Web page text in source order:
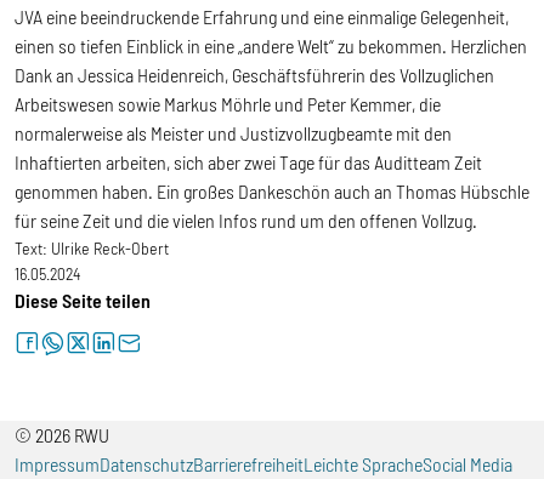
JVA eine beeindruckende Erfahrung und eine einmalige Gelegenheit,
einen so tiefen Einblick in eine „andere Welt“ zu bekommen. Herzlichen
Dank an Jessica Heidenreich, Geschäftsführerin des Vollzuglichen
Arbeitswesen sowie Markus Möhrle und Peter Kemmer, die
normalerweise als Meister und Justizvollzugbeamte mit den
Inhaftierten arbeiten, sich aber zwei Tage für das Auditteam Zeit
genommen haben. Ein großes Dankeschön auch an Thomas Hübschle
für seine Zeit und die vielen Infos rund um den offenen Vollzug.
Text: Ulrike Reck-Obert
16.05.2024
Diese Seite teilen
facebookwhatsapptwitterlinkedinletter
© 2026 RWU
ImpressumDatenschutzBarrierefreiheitLeichte SpracheSocial Media